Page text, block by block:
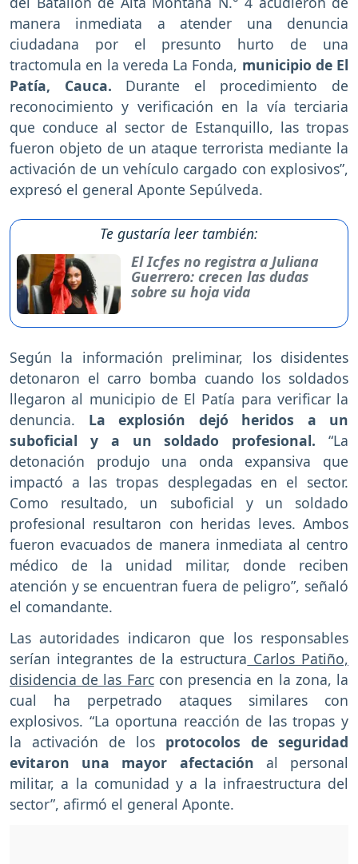
manera inmediata a atender una denuncia
ciudadana por el presunto hurto de una
tractomula en la vereda La Fonda, municipio de El
Patía, Cauca. Durante el procedimiento de
reconocimiento y verificación en la vía terciaria
que conduce al sector de Estanquillo, las tropas
fueron objeto de un ataque terrorista mediante la
activación de un vehículo cargado con explosivos”,
expresó el general Aponte Sepúlveda.
Te gustaría leer también:
El Icfes no registra a Juliana
Guerrero: crecen las dudas
sobre su hoja vida
Según la información preliminar, los disidentes
detonaron el carro bomba cuando los soldados
llegaron al municipio de El Patía para verificar la
denuncia. La explosión dejó heridos a un
suboficial y a un soldado profesional. “La
detonación produjo una onda expansiva que
impactó a las tropas desplegadas en el sector.
Como resultado, un suboficial y un soldado
profesional resultaron con heridas leves. Ambos
fueron evacuados de manera inmediata al centro
médico de la unidad militar, donde reciben
atención y se encuentran fuera de peligro”, señaló
el comandante.
Las autoridades indicaron que los responsables
serían integrantes de la estructura Carlos Patiño,
disidencia de las Farccon presencia en la zona, la
cual ha perpetrado ataques similares con
explosivos. “La oportuna reacción de las tropas y
la activación de los protocolos de seguridad
evitaron una mayor afectación al personal
militar, a la comunidad y a la infraestructura del
sector”, afirmó el general Aponte.